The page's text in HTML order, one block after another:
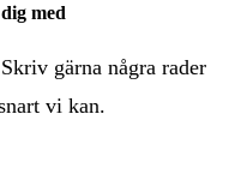
med
gärna några rader
vi kan.